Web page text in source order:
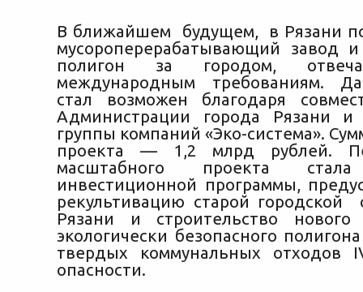
В ближайшем будущем, в Рязани
мусороперерабатывающий завод
полигон за городом,
международным требованиям.
стал возможен благодаря
Администрации города Рязани
группы компаний «Эко-система».
проекта — 1,2 млрд рублей.
масштабного проекта стала
инвестиционной программы,
рекультивацию старой городской
Рязани и строительство нового
экологически безопасного
твердых коммунальных отходов
опасности.